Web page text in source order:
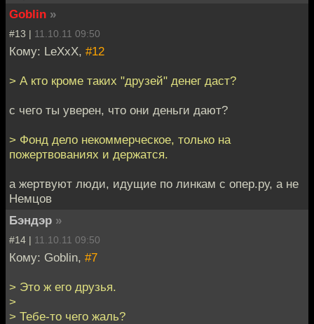
Goblin »
#13 | 11.10.11 09:50
Кому: LeXxX, #12
> А кто кроме таких "друзей" денег даст?
с чего ты уверен, что они деньги дают?
> Фонд дело некоммерческое, только на
пожертвованиях и держатся.
а жертвуют люди, идущие по линкам с опер.ру, а не
Немцов
Бэндэр »
#14 | 11.10.11 09:50
Кому: Goblin, #7
> Это ж его друзья.
>
> Тебе-то чего жаль?